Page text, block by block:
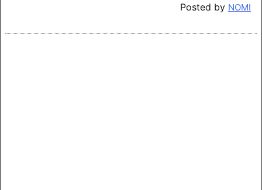
Posted by NOMI